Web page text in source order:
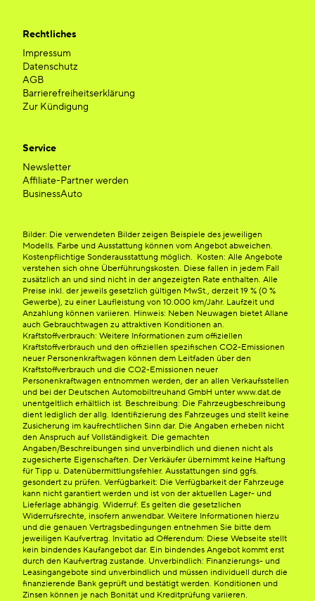
Rechtliches
Impressum
Datenschutz
AGB
Barrierefreiheitserklärung
Zur Kündigung
Service
Newsletter
Affiliate-Partner werden
BusinessAuto
Bilder: Die verwendeten Bilder zeigen Beispiele des jeweiligen
Modells. Farbe und Ausstattung können vom Angebot abweichen.
Kostenpflichtige Sonderausstattung möglich. Kosten: Alle Angebote
verstehen sich ohne Überführungskosten. Diese fallen in jedem Fall
zusätzlich an und sind nicht in der angezeigten Rate enthalten. Alle
Preise inkl. der jeweils gesetzlich gültigen MwSt., derzeit 19 % (0 %
Gewerbe), zu einer Laufleistung von 10.000 km/Jahr. Laufzeit und
Anzahlung können variieren. Hinweis: Neben Neuwagen bietet Allane
auch Gebrauchtwagen zu attraktiven Konditionen an.
Kraftstoffverbrauch: Weitere Informationen zum offiziellen
Kraftstoffverbrauch und den offiziellen spezifischen CO2-Emissionen
neuer Personenkraftwagen können dem Leitfaden über den
Kraftstoffverbrauch und die CO2-Emissionen neuer
Personenkraftwagen entnommen werden, der an allen Verkaufsstellen
und bei der Deutschen Automobiltreuhand GmbH unter www.dat.de
unentgeltlich erhältlich ist. Beschreibung: Die Fahrzeugbeschreibung
dient lediglich der allg. Identifizierung des Fahrzeuges und stellt keine
Zusicherung im kaufrechtlichen Sinn dar. Die Angaben erheben nicht
den Anspruch auf Vollständigkeit. Die gemachten
Angaben/Beschreibungen sind unverbindlich und dienen nicht als
zugesicherte Eigenschaften. Der Verkäufer übernimmt keine Haftung
für Tipp u. Datenübermittlungsfehler. Ausstattungen sind ggfs.
gesondert zu prüfen. Verfügbarkeit: Die Verfügbarkeit der Fahrzeuge
kann nicht garantiert werden und ist von der aktuellen Lager- und
Lieferlage abhängig. Widerruf: Es gelten die gesetzlichen
Widerrufsrechte, insofern anwendbar. Weitere Informationen hierzu
und die genauen Vertragsbedingungen entnehmen Sie bitte dem
jeweiligen Kaufvertrag. Invitatio ad Offerendum: Diese Webseite stellt
kein bindendes Kaufangebot dar. Ein bindendes Angebot kommt erst
durch den Kaufvertrag zustande. Unverbindlich: Finanzierungs- und
Leasingangebote sind unverbindlich und müssen individuell durch die
finanzierende Bank geprüft und bestätigt werden. Konditionen und
Zinsen können je nach Bonität und Kreditprüfung variieren.